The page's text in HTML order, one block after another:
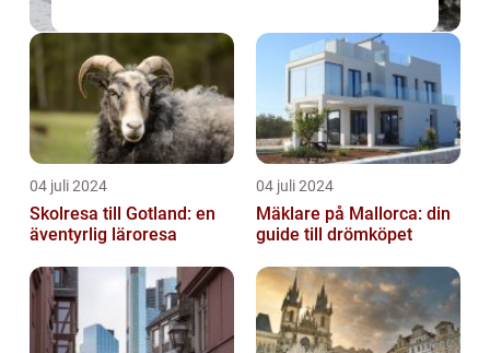
04 juli 2024
Skolresa till Gotland: en
äventyrlig läroresa
04 juli 2024
Mäklare på Mallorca: din
guide till drömköpet